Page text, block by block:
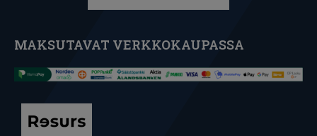
MAKSUTAVAT VERKKOKAUPASSA